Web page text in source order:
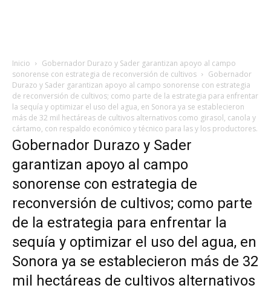
Inicio
Gobernador Durazo y Sader garantizan apoyo al campo
sonorense con estrategia de reconversión de cultivos
Gobernador
Durazo y Sader garantizan apoyo al campo sonorense con estrategia
de reconversión de cultivos; como parte de la estrategia para enfrentar
la sequía y optimizar el uso del agua, en Sonora ya se establecieron
más de 32 mil hectáreas de cultivos alternativos como girasol, canola y
cártamo, con respaldo económico y técnico para las y los productores.
Gobernador Durazo y Sader
garantizan apoyo al campo
sonorense con estrategia de
reconversión de cultivos; como parte
de la estrategia para enfrentar la
sequía y optimizar el uso del agua, en
Sonora ya se establecieron más de 32
mil hectáreas de cultivos alternativos